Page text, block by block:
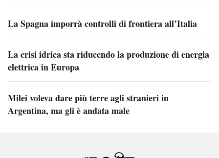
La Spagna imporrà controlli di frontiera all’Italia
La crisi idrica sta riducendo la produzione di energia
elettrica in Europa
Milei voleva dare più terre agli stranieri in
Argentina, ma gli è andata male